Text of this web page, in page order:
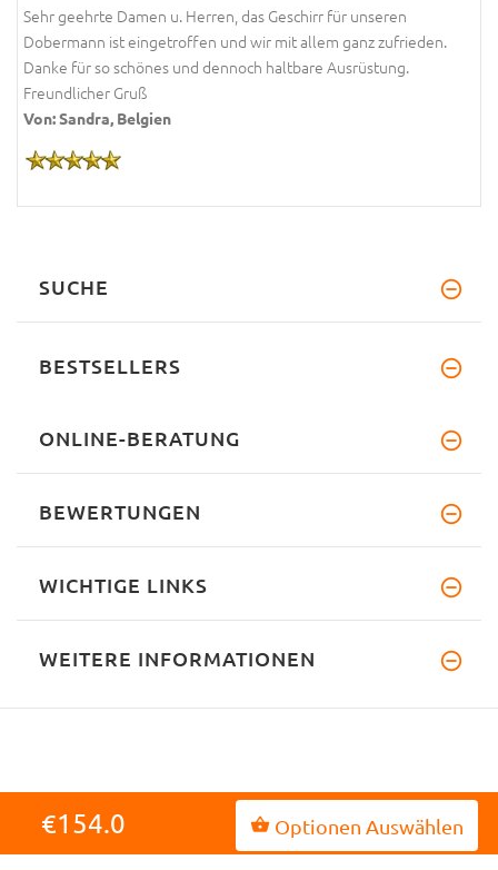
€154.0 Optionen Auswählen
Sehr geehrte Damen u. Herren, das Geschirr für unseren
Dobermann ist eingetroffen und wir mit allem ganz zufrieden.
Danke für so schönes und dennoch haltbare Ausrüstung.
Freundlicher Gruß
Von: Sandra, Belgien
SUCHE
BESTSELLERS
ONLINE-BERATUNG
BEWERTUNGEN
WICHTIGE LINKS
WEITERE INFORMATIONEN
INFORMATIONEN